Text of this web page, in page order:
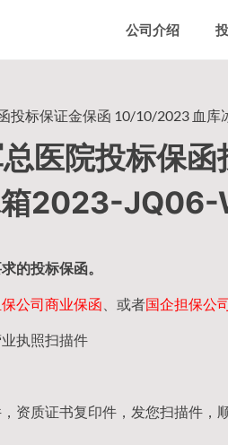
公司介绍
投标保证金保函 10/10/2023 血
医院投标保
2023-JQ06-
的投标保函。
公司商业保函 、或者国企担保公
执照扫描件
资质证书复印件，发您扫描件，